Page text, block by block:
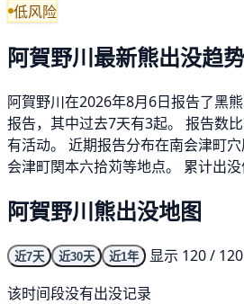
低风险
阿賀野川最新熊出没趋势
阿賀野川在2026年8月6日报告了黑
报告，其中过去7天有3起。 报告数
有活动。 近期报告分布在南会津町
会津町関本六拾苅等地点。 累计出没
阿賀野川熊出没地图
近7天 近30天 近1年
显示 120 / 120
该时间段没有出没记录